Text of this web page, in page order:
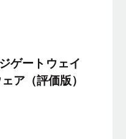
ゲートウェイ
ア（評価版）